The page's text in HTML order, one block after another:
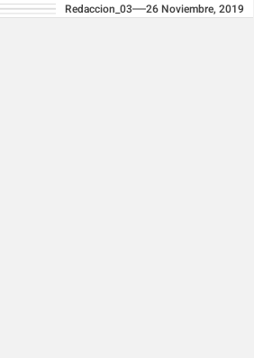
inmediatas a corto plazo y la
Redaccion_03 26 Noviembre, 2019